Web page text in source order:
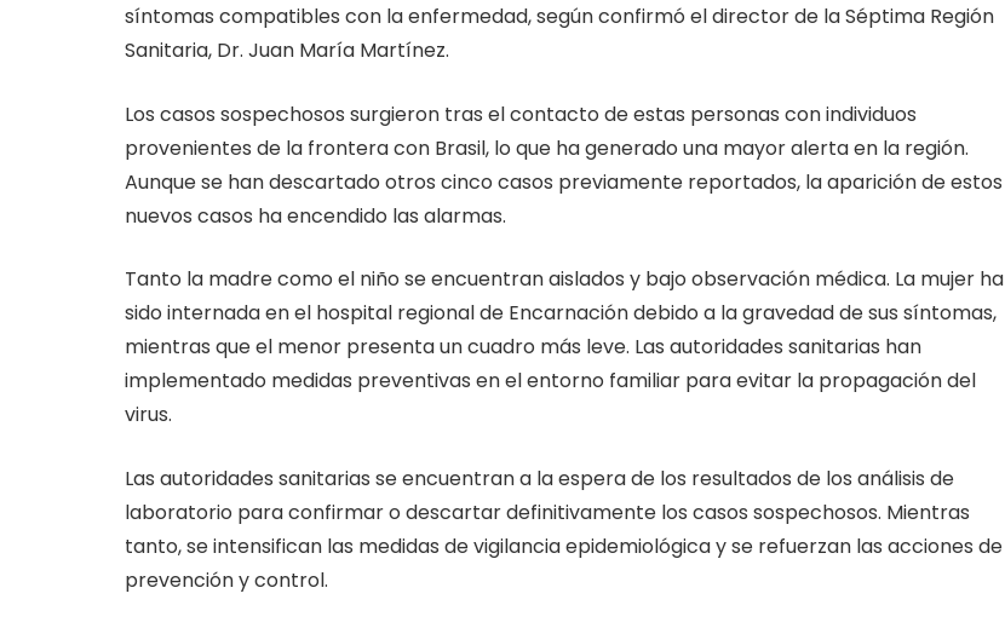
síntomas compatibles con la enfermedad, según confirmó el director de la Séptima Región
Sanitaria, Dr. Juan María Martínez.
Los casos sospechosos surgieron tras el contacto de estas personas con individuos
provenientes de la frontera con Brasil, lo que ha generado una mayor alerta en la región.
Aunque se han descartado otros cinco casos previamente reportados, la aparición de estos
nuevos casos ha encendido las alarmas.
Tanto la madre como el niño se encuentran aislados y bajo observación médica. La mujer ha
sido internada en el hospital regional de Encarnación debido a la gravedad de sus síntomas,
mientras que el menor presenta un cuadro más leve. Las autoridades sanitarias han
implementado medidas preventivas en el entorno familiar para evitar la propagación del
virus.
Las autoridades sanitarias se encuentran a la espera de los resultados de los análisis de
laboratorio para confirmar o descartar definitivamente los casos sospechosos. Mientras
tanto, se intensifican las medidas de vigilancia epidemiológica y se refuerzan las acciones de
prevención y control.